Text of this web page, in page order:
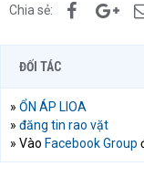
Chia sẻ: Facebook
ĐỐI TÁC
» ỔN ÁP LIOA
» đăng tin rao vặt
» Vào Facebook Group